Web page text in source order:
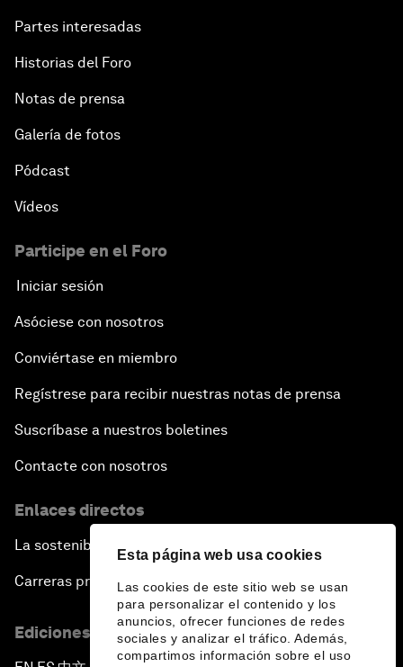
Esta página web usa cookies
Las cookies de este sitio web se usan
para personalizar el contenido y los
anuncios, ofrecer funciones de redes
sociales y analizar el tráfico. Además,
compartimos información sobre el uso
Partes interesadas
Historias del Foro
Notas de prensa
Galería de fotos
Pódcast
Vídeos
Participe en el Foro
Iniciar sesión
Asóciese con nosotros
Conviértase en miembro
Regístrese para recibir nuestras notas de prensa
Suscríbase a nuestros boletines
Contacte con nosotros
Enlaces directos
La sostenibilidad en el Foro
Carreras profesionales
Ediciones en otros idiomas